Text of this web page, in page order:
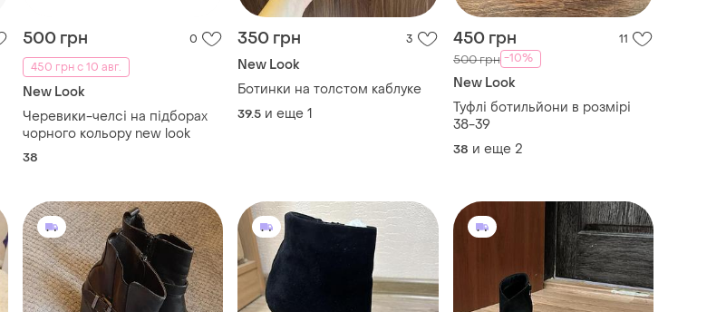
500 грн
0
450 грн с 10 авг.
New Look
Черевики-челсі на підборах
чорного кольору new look
38
350 грн 3
New Look
Ботинки на толстом каблуке
39.5 и еще 1
450 грн 11
500 грн -10%
New Look
Туфлі ботильйони в розмірі
38-39
38 и еще 2